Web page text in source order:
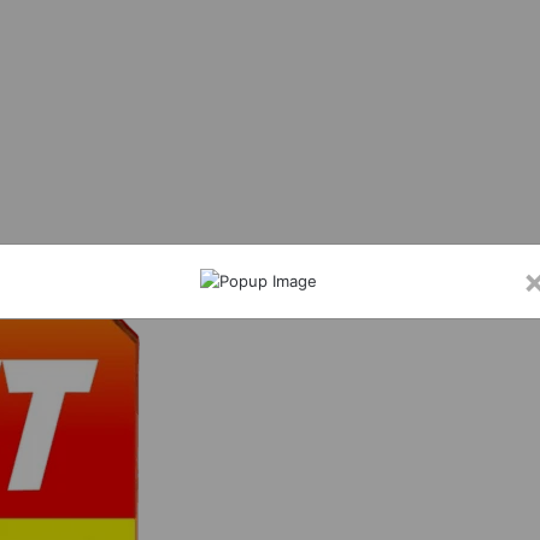
आईडी बनाकर नाबालिग छात्र छात्राओं के विडियो, फोटो शेयर करने वाला शातिर सोनू ओमरे